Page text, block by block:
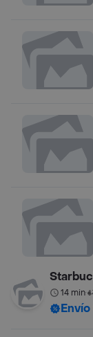
14 min•